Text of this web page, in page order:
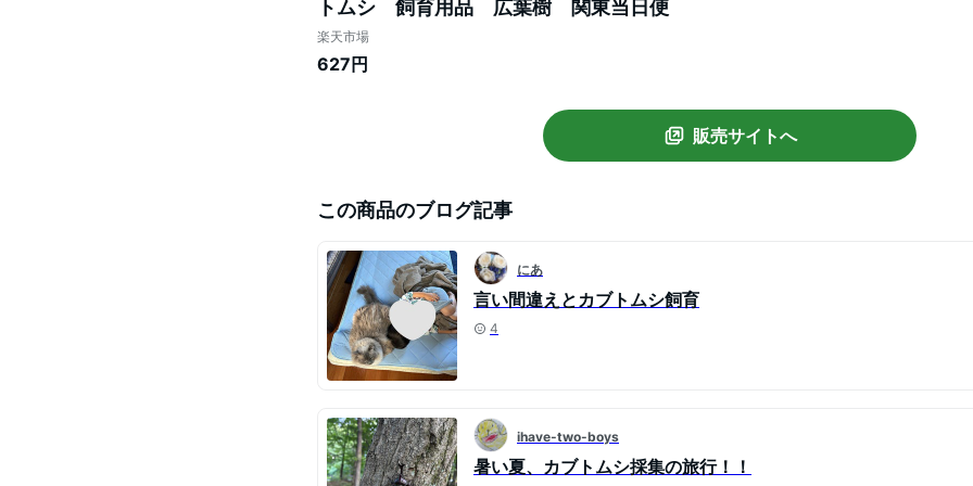
トムシ 飼育用品 広葉樹 関東当日便
楽天市場
627円
販売サイトへ
この商品のブログ記事
にあ
言い間違えとカブトムシ飼育
4
ihave-two-boys
暑い夏、カブトムシ採集の旅行！！